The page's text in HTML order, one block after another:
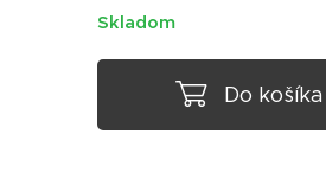
Skladom
Do košíka